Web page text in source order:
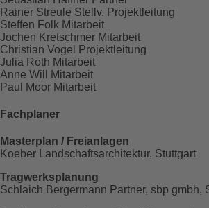
Rainer Streule Stellv. Projektleitung
Steffen Folk Mitarbeit
Jochen Kretschmer Mitarbeit
Christian Vogel
Projektleitung
Julia Roth Mitarbeit
Anne Will
Mitarbeit
Paul Moor Mitarbeit
Fachplaner
Masterplan / Freianlagen
Koeber Landschaftsarchitektur, Stuttgart
Tragwerksplanung
Schlaich Bergermann Partner, sbp gmbh,